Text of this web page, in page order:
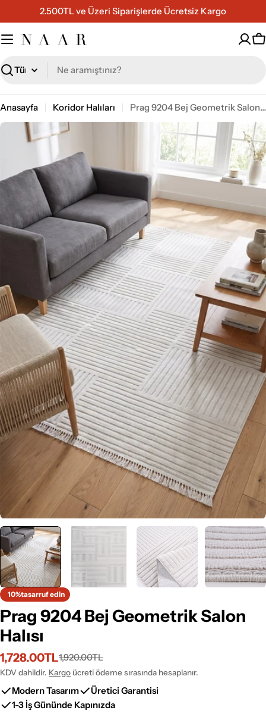
geç
2.500TL ve Üzeri Siparişlerde Ücretsiz Kargo
Ara
Anasayfa Koridor Halıları Prag 9204 Bej Geometrik Salon Halısı
numaralı medyayı pencerede aç
10%tasarruf edin
Prag 9204 Bej Geometrik Salon
Halısı
İndirimli
fiyat
1,728.00TL
Normal
fiyat
1,920.00TL
KDV dahildir. Kargo ücreti ödeme sırasında hesaplanır.
Modern Tasarım
Üretici Garantisi
1-3 İş Gününde Kapınızda